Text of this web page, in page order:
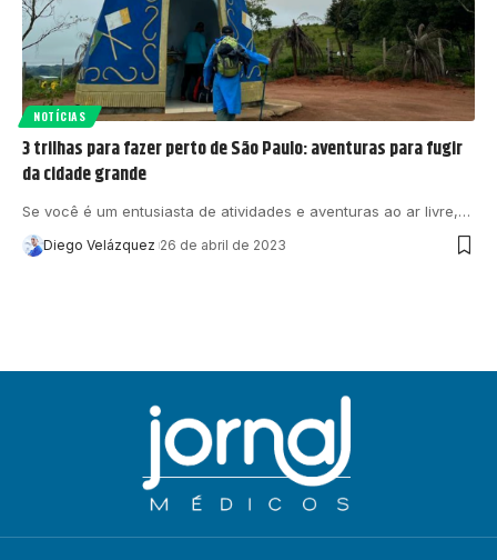
NOTÍCIAS
3 trilhas para fazer perto de São Paulo: aventuras para fugir
da cidade grande
Se você é um entusiasta de atividades e aventuras ao ar livre,…
Diego Velázquez 26 de abril de 2023